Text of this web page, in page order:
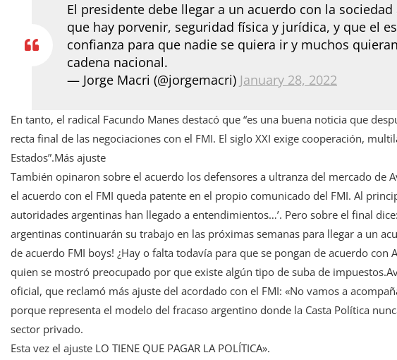
El presidente debe llegar a un acuerdo con la
que hay porvenir, seguridad física y jurídica, y que el
confianza para que nadie se quiera ir y muchos
cadena nacional.
— Jorge Macri (@jorgemacri) January 28, 2022
En tanto, el radical Facundo Manes destacó que “es una buena noticia que
recta final de las negociaciones con el FMI. El siglo XXI exige cooperación,
Estados”.Más ajuste
También opinaron sobre el acuerdo los defensores a ultranza del mercado de
el acuerdo con el FMI queda patente en el propio comunicado del FMI. Al
autoridades argentinas han llegado a entendimientos…’. Pero sobre el final
argentinas continuarán su trabajo en las próximas semanas para llegar a un
de acuerdo FMI boys! ¿Hay o falta todavía para que se pongan de acuerdo con
quien se mostró preocupado por que existe algún tipo de suba de
oficial, que reclamó más ajuste del acordado con el FMI: «No vamos a
porque representa el modelo del fracaso argentino donde la Casta Política
sector privado.
Esta vez el ajuste LO TIENE QUE PAGAR LA POLÍTICA».